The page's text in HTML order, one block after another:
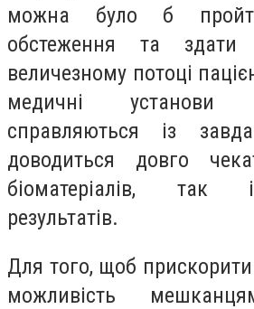
можна було б
обстеження та здати
величезному потоці
медичні
справляються із
доводиться довго
біоматеріалів, так
результатів.
Для того, щоб
можливість